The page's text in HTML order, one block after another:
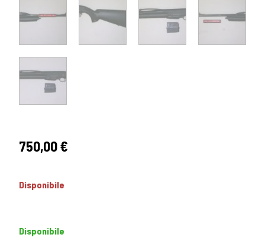
750,00€
Disponibile
Disponibile